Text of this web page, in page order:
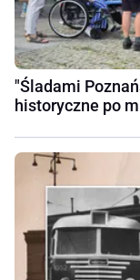
"Śladami
historyczne po